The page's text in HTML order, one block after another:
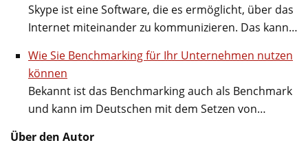
Skype ist eine Software, die es ermöglicht, über das
Internet miteinander zu kommunizieren. Das kann…
Wie Sie Benchmarking für Ihr Unternehmen nutzen
können
Bekannt ist das Benchmarking auch als Benchmark
und kann im Deutschen mit dem Setzen von…
Über den Autor